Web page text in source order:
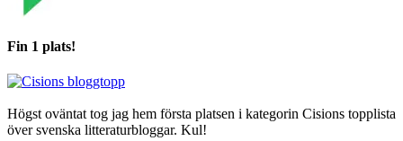
Fin 1 plats!
Högst oväntat tog jag hem första platsen i kategorin Cisions topplista
över svenska litteraturbloggar. Kul!